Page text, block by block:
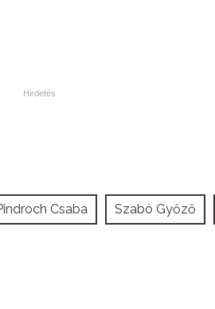
Csaba Szabó Győző